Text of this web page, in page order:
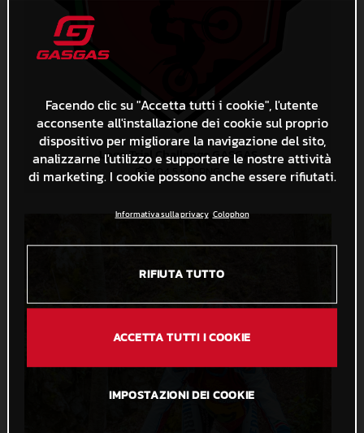
Logo Trial Challenge GASGAS
404,5 KB.PNG
Facendo clic su "Accetta tutti i cookie", l'utente
acconsente all'installazione dei cookie sul proprio
dispositivo per migliorare la navigazione del sito,
analizzarne l'utilizzo e supportare le nostre attività
di marketing. I cookie possono anche essere rifiutati.
Informativa sulla privacy Colophon
RIFIUTA TUTTO
ACCETTA TUTTI I COOKIE
IMPOSTAZIONI DEI COOKIE